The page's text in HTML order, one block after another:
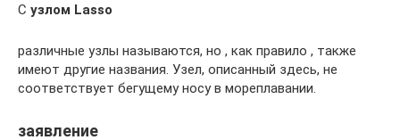
С узлом Lasso
различные узлы называются, но , как правило , также
имеют другие названия. Узел, описанный здесь, не
соответствует бегущему носу в мореплавании.
заявление